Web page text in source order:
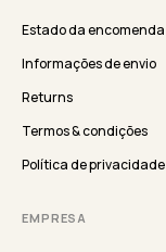
Estado da encomenda
Informações de envio
Returns
Termos & condições
Política de privacidade
EMPRESA